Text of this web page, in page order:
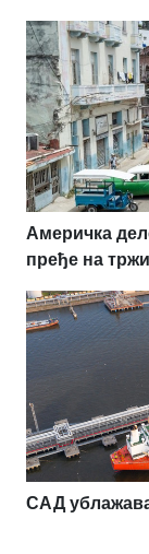
Америчка
пређе на
САД